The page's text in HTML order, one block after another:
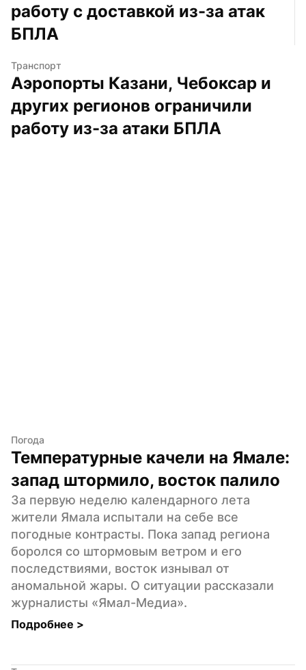
работу с доставкой из-за атак
БПЛА
Транспорт
Аэропорты Казани, Чебоксар и
других регионов ограничили
работу из-за атаки БПЛА
Погода
Температурные качели на Ямале:
запад штормило, восток палило
За первую неделю календарного лета
жители Ямала испытали на себе все
погодные контрасты. Пока запад региона
боролся со штормовым ветром и его
последствиями, восток изнывал от
аномальной жары. О ситуации рассказали
журналисты «Ямал-Медиа».
Подробнее >